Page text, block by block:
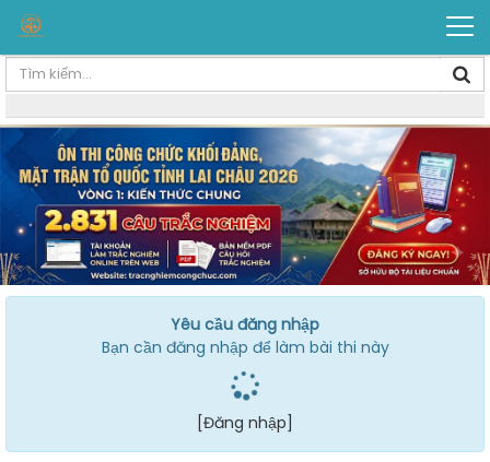
Yêu cầu đăng nhập
Bạn cần đăng nhập để làm bài thi này
[Đăng nhập]